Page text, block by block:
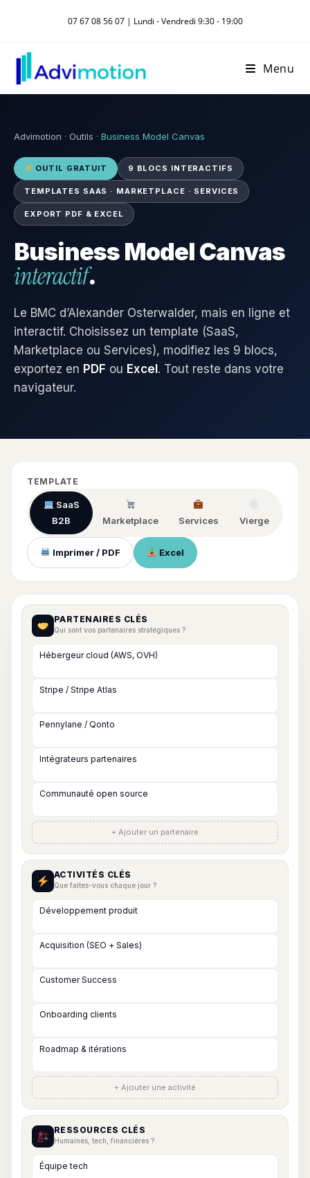
07 67 08 56 07 | Lundi - Vendredi 9:30 - 19:00
Menu
Advimotion · Outils · Business Model Canvas
OUTIL GRATUIT 9 BLOCS INTERACTIFS
TEMPLATES SAAS · MARKETPLACE · SERVICES
EXPORT PDF & EXCEL
Business Model Canvas
interactif.
Le BMC d’Alexander Osterwalder, mais en ligne et
interactif. Choisissez un template (SaaS,
Marketplace ou Services), modifiez les 9 blocs,
exportez en PDF ou Excel . Tout reste dans votre
navigateur.
TEMPLATE
SaaS
B2B
Marketplace Services Vierge
Imprimer / PDF Excel
PARTENAIRES CLÉS
Qui sont vos partenaires stratégiques ?
+ Ajouter un partenaire
ACTIVITÉS CLÉS
Que faites-vous chaque jour ?
+ Ajouter une activité
RESSOURCES CLÉS
Humaines, tech, financières ?